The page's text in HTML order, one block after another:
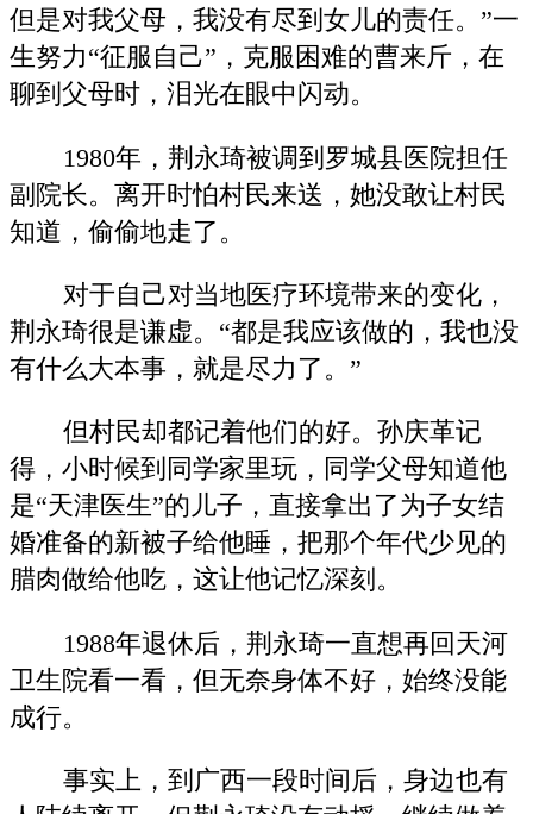
但是对我父母，我没有尽到女儿的责任。”一
生努力“征服自己”，克服困难的曹来斤，在
聊到父母时，泪光在眼中闪动。
1980年，荆永琦被调到罗城县医院担任
副院长。离开时怕村民来送，她没敢让村民
知道，偷偷地走了。
对于自己对当地医疗环境带来的变化，
荆永琦很是谦虚。“都是我应该做的，我也没
有什么大本事，就是尽力了。”
但村民却都记着他们的好。孙庆革记
得，小时候到同学家里玩，同学父母知道他
是“天津医生”的儿子，直接拿出了为子女结
婚准备的新被子给他睡，把那个年代少见的
腊肉做给他吃，这让他记忆深刻。
1988年退休后，荆永琦一直想再回天河
卫生院看一看，但无奈身体不好，始终没能
成行。
事实上，到广西一段时间后，身边也有